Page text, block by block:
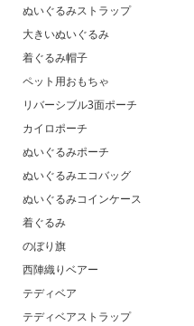
ぬいぐるみストラップ
大きいぬいぐるみ
着ぐるみ帽子
ペット用おもちゃ
リバーシブル3面ポーチ
カイロポーチ
ぬいぐるみポーチ
ぬいぐるみエコバッグ
ぬいぐるみコインケース
着ぐるみ
のぼり旗
西陣織りベアー
テディベア
テディベアストラップ